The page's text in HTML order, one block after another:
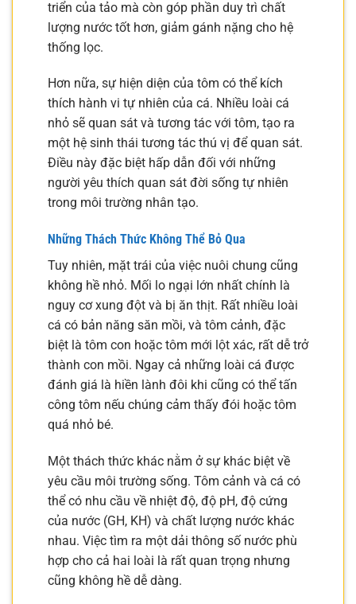
triển của tảo mà còn góp phần duy trì chất
lượng nước tốt hơn, giảm gánh nặng cho hệ
thống lọc.
Hơn nữa, sự hiện diện của tôm có thể kích
thích hành vi tự nhiên của cá. Nhiều loài cá
nhỏ sẽ quan sát và tương tác với tôm, tạo ra
một hệ sinh thái tương tác thú vị để quan sát.
Điều này đặc biệt hấp dẫn đối với những
người yêu thích quan sát đời sống tự nhiên
trong môi trường nhân tạo.
Những Thách Thức Không Thể Bỏ Qua
Tuy nhiên, mặt trái của việc nuôi chung cũng
không hề nhỏ. Mối lo ngại lớn nhất chính là
nguy cơ xung đột và bị ăn thịt. Rất nhiều loài
cá có bản năng săn mồi, và tôm cảnh, đặc
biệt là tôm con hoặc tôm mới lột xác, rất dễ trở
thành con mồi. Ngay cả những loài cá được
đánh giá là hiền lành đôi khi cũng có thể tấn
công tôm nếu chúng cảm thấy đói hoặc tôm
quá nhỏ bé.
Một thách thức khác nằm ở sự khác biệt về
yêu cầu môi trường sống. Tôm cảnh và cá có
thể có nhu cầu về nhiệt độ, độ pH, độ cứng
của nước (GH, KH) và chất lượng nước khác
nhau. Việc tìm ra một dải thông số nước phù
hợp cho cả hai loài là rất quan trọng nhưng
cũng không hề dễ dàng.